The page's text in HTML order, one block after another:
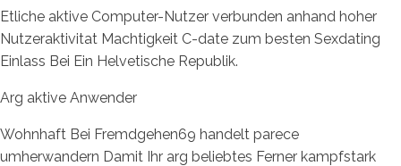
Etliche aktive Computer-Nutzer verbunden anhand hoher
Nutzeraktivitat Machtigkeit C-date zum besten Sexdating
Einlass Bei Ein Helvetische Republik.
Arg aktive Anwender
Wohnhaft Bei Fremdgehen69 handelt parece
umherwandern Damit Ihr arg beliebtes Ferner kampfstark